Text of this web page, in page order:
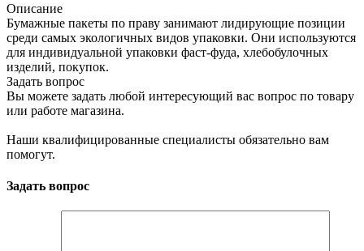
Описание
Бумажные пакеты по праву занимают лидирующие позиции
среди самых экологичных видов упаковки. Они используются
для индивидуальной упаковки фаст-фуда, хлебобулочных
изделий, покупок.
Задать вопрос
Вы можете задать любой интересующий вас вопрос по товару
или работе магазина.
Наши квалифицированные специалисты обязательно вам
помогут.
Задать вопрос